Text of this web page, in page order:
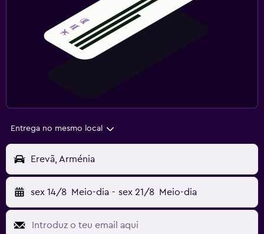
Entrega no mesmo local
Erevã, Arménia
sex 14/8 Meio-dia - sex 21/8 Meio-dia